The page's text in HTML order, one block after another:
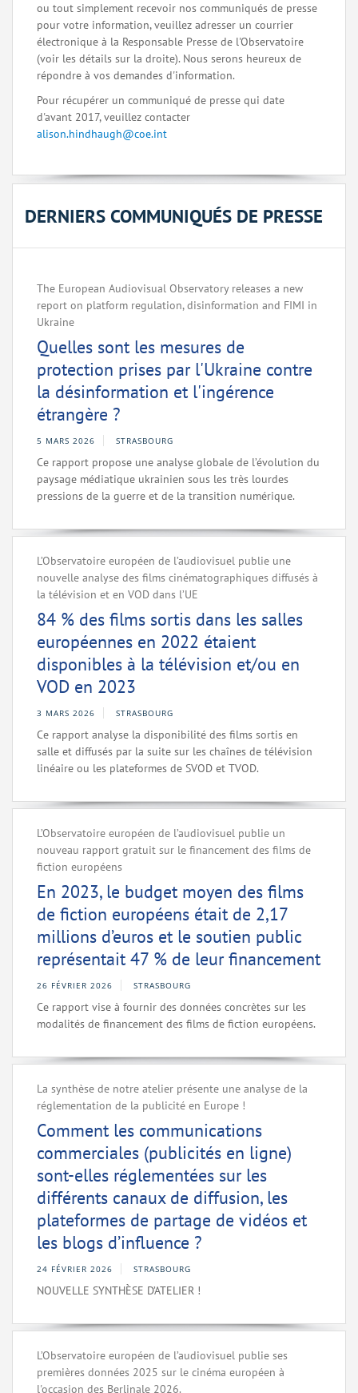
ou tout simplement recevoir nos communiqués de presse
pour votre information, veuillez adresser un courrier
électronique à la Responsable Presse de l'Observatoire
(voir les détails sur la droite). Nous serons heureux de
répondre à vos demandes d'information.
Pour récupérer un communiqué de presse qui date
d'avant 2017, veuillez contacter
alison.hindhaugh@coe.int
DERNIERS COMMUNIQUÉS DE PRESSE
The European Audiovisual Observatory releases a new
report on platform regulation, disinformation and FIMI in
Ukraine
Quelles sont les mesures de
protection prises par l'Ukraine contre
la désinformation et l'ingérence
étrangère ?
5 MARS 2026 STRASBOURG
Ce rapport propose une analyse globale de l’évolution du
paysage médiatique ukrainien sous les très lourdes
pressions de la guerre et de la transition numérique.
L’Observatoire européen de l’audiovisuel publie une
nouvelle analyse des films cinématographiques diffusés à
la télévision et en VOD dans l’UE
84 % des films sortis dans les salles
européennes en 2022 étaient
disponibles à la télévision et/ou en
VOD en 2023
3 MARS 2026 STRASBOURG
Ce rapport analyse la disponibilité des films sortis en
salle et diffusés par la suite sur les chaînes de télévision
linéaire ou les plateformes de SVOD et TVOD.
L’Observatoire européen de l’audiovisuel publie un
nouveau rapport gratuit sur le financement des films de
fiction européens
En 2023, le budget moyen des films
de fiction européens était de 2,17
millions d’euros et le soutien public
représentait 47 % de leur financement
26 FÉVRIER 2026 STRASBOURG
Ce rapport vise à fournir des données concrètes sur les
modalités de financement des films de fiction européens.
La synthèse de notre atelier présente une analyse de la
réglementation de la publicité en Europe !
Comment les communications
commerciales (publicités en ligne)
sont-elles réglementées sur les
différents canaux de diffusion, les
plateformes de partage de vidéos et
les blogs d’influence ?
24 FÉVRIER 2026 STRASBOURG
NOUVELLE SYNTHÈSE D’ATELIER !
L’Observatoire européen de l’audiovisuel publie ses
premières données 2025 sur le cinéma européen à
l'occasion des Berlinale 2026.